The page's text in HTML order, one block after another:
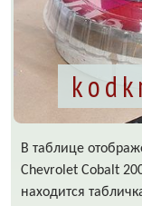
В таблице
Chevrolet Cobalt
находится